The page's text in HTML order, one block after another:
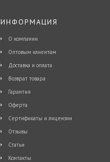
ИНФОРМАЦИЯ
О компании
Оптовым клиентам
Доставка и оплата
Возврат товара
Гарантия
Оферта
Сертификаты и лицензии
Отзывы
Статьи
Контакты